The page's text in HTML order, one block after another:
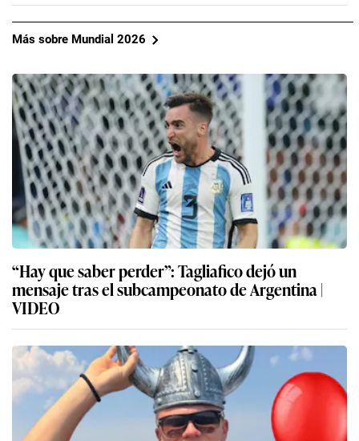
Más sobre Mundial 2026
“Hay que saber perder”: Tagliafico dejó un
mensaje tras el subcampeonato de Argentina |
VIDEO